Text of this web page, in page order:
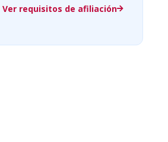
Ver requisitos de afiliación